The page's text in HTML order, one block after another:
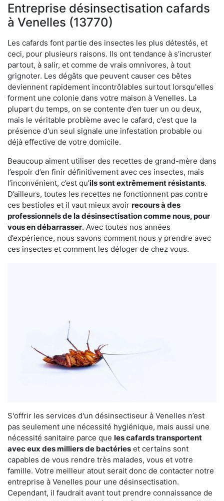
Entreprise désinsectisation cafards
à Venelles (13770)
Les cafards font partie des insectes les plus détestés, et
ceci, pour plusieurs raisons. Ils ont tendance à s’incruster
partout, à salir, et comme de vrais omnivores, à tout
grignoter. Les dégâts que peuvent causer ces bêtes
deviennent rapidement incontrôlables surtout lorsqu'elles
forment une colonie dans votre maison à Venelles. La
plupart du temps, on se contente d’en tuer un ou deux,
mais le véritable problème avec le cafard, c'est que la
présence d'un seul signale une infestation probable ou
déjà effective de votre domicile.
Beaucoup aiment utiliser des recettes de grand-mère dans
l’espoir d’en finir définitivement avec ces insectes, mais
l’inconvénient, c’est qu’ils sont extrêmement résistants.
D’ailleurs, toutes les recettes ne fonctionnent pas contre
ces bestioles et il vaut mieux avoir recours à des
professionnels de la désinsectisation comme nous, pour
vous en débarrasser. Avec toutes nos années
d’expérience, nous savons comment nous y prendre avec
ces insectes et comment les déloger de chez vous.
S'offrir les services d'un désinsectiseur à Venelles n’est
pas seulement une nécessité hygiénique, mais aussi une
nécessité sanitaire parce que les cafards transportent
avec eux des milliers de bactéries et certains sont
capables de vous rendre très malades, vous et votre
famille. Votre meilleur atout serait donc de contacter notre
entreprise à Venelles pour une désinsectisation.
Cependant, il faudrait avant tout prendre connaissance de